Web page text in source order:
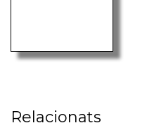
Relacionats